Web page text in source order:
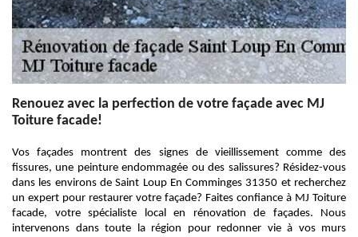
Renouez avec la perfection de votre façade avec MJ
Toiture facade!
Vos façades montrent des signes de vieillissement comme des
fissures, une peinture endommagée ou des salissures? Résidez-vous
dans les environs de Saint Loup En Comminges 31350 et recherchez
un expert pour restaurer votre façade? Faites confiance à MJ Toiture
facade, votre spécialiste local en rénovation de façades. Nous
intervenons dans toute la région pour redonner vie à vos murs